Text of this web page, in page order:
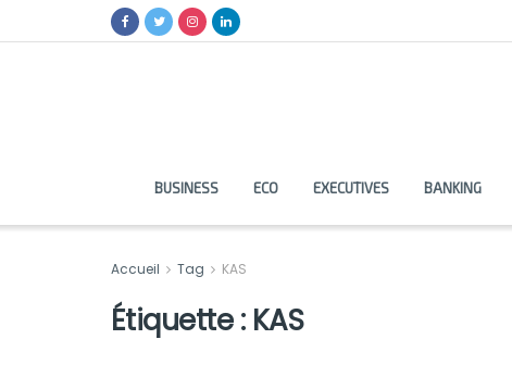
BUSINESS ECO EXECUTIVES BANKING
Accueil Tag KAS
Étiquette : KAS